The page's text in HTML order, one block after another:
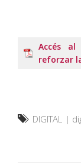
Accés al
reforzar
DIGITAL |